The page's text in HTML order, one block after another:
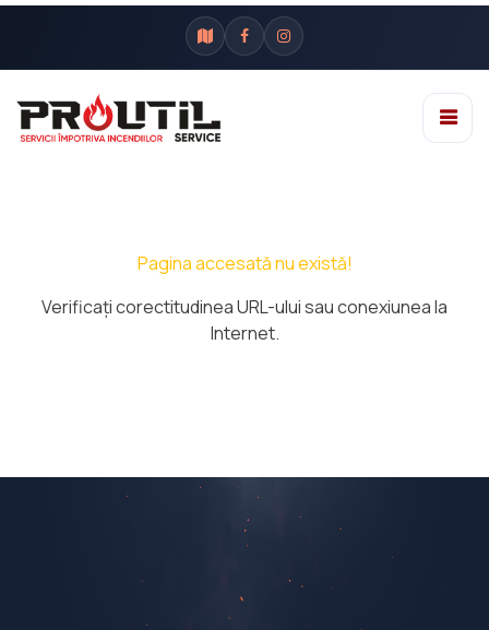
Pagina accesată nu există!
Verificaţi corectitudinea URL-ului sau conexiunea la
Internet.